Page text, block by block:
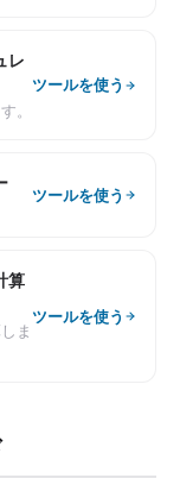
レ
。
ツールを使う
ツールを使う
算
ま
ツールを使う